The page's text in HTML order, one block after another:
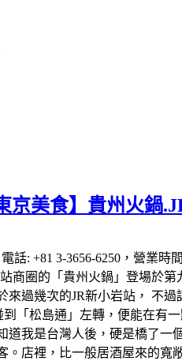
京美食】貴州火
話: +81 3-3656-6250，營業
商圈的「貴州火鍋」登場於
過幾次的JR新小岩站， 不
「松島通」左轉，便能在有
我是台灣人後，硬是橋了
店裡，比一般居酒屋來的